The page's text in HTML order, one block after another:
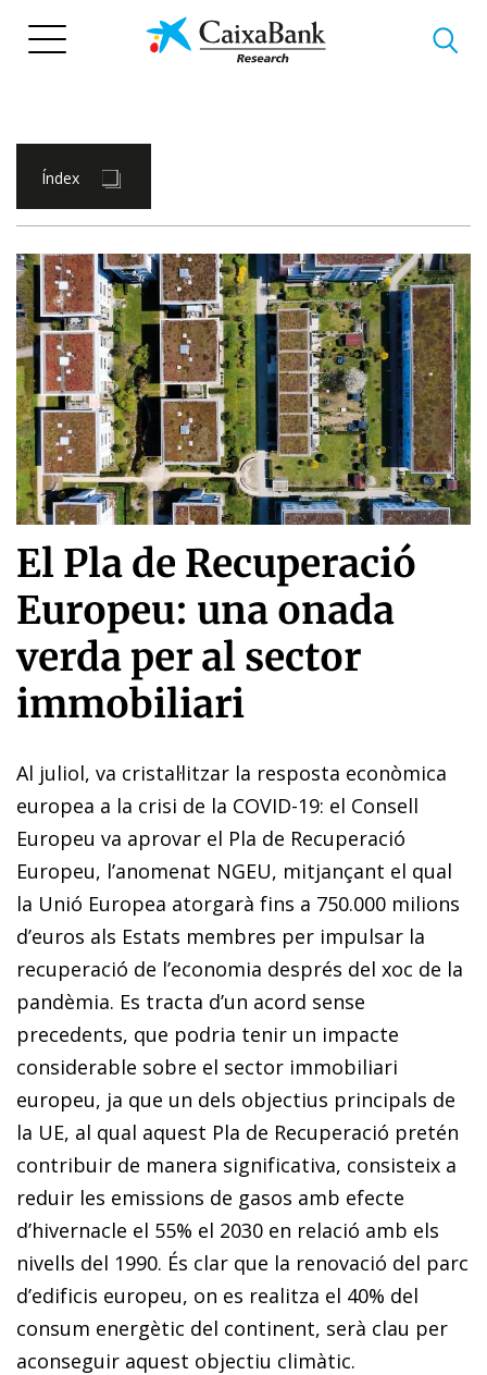
Índex
El Pla de Recuperació
Europeu: una onada
verda per al sector
immobiliari
Al juliol, va cristal·litzar la resposta econòmica
europea a la crisi de la COVID-19: el Consell
Europeu va aprovar el Pla de Recuperació
Europeu, l’anomenat NGEU, mitjançant el qual
la Unió Europea atorgarà fins a 750.000 milions
d’euros als Estats membres per impulsar la
recuperació de l’economia després del xoc de la
pandèmia. Es tracta d’un acord sense
precedents, que podria tenir un impacte
considerable sobre el sector immobiliari
europeu, ja que un dels objectius principals de
la UE, al qual aquest Pla de Recuperació pretén
contribuir de manera significativa, consisteix a
reduir les emissions de gasos amb efecte
d’hivernacle el 55% el 2030 en relació amb els
nivells del 1990. És clar que la renovació del parc
d’edificis europeu, on es realitza el 40% del
consum energètic del continent, serà clau per
aconseguir aquest objectiu climàtic.